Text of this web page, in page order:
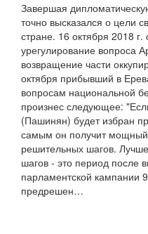
Завершая
точно высказался о цели
стране. 16 октября 2018
урегулирование вопроса
возвращение части
октября прибывший в
вопросам национальной
произнес следующее:
(Пашинян) будет избран
самым он получит
решительных шагов.
шагов - это период после
парламентской кампании
предрешен…